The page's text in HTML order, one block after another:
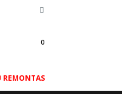
0
REMONTAS